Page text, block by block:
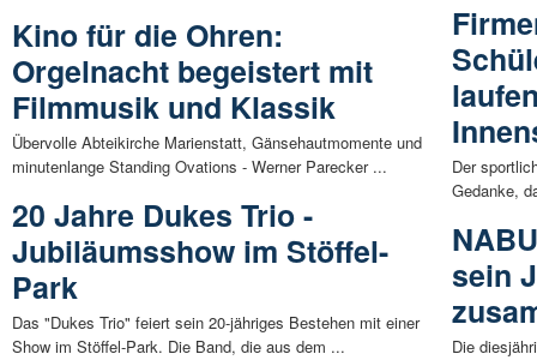
Kino für die Ohren:
Orgelnacht begeistert mit
Filmmusik und Klassik
Übervolle Abteikirche Marienstatt, Gänsehautmomente und
minutenlange Standing Ovations - Werner Parecker ...
20 Jahre Dukes Trio -
Jubiläumsshow im Stöffel-
Park
Das "Dukes Trio" feiert sein 20-jähriges Bestehen mit einer
Show im Stöffel-Park. Die Band, die aus dem ...
Der
Gedanke,
sein
Die